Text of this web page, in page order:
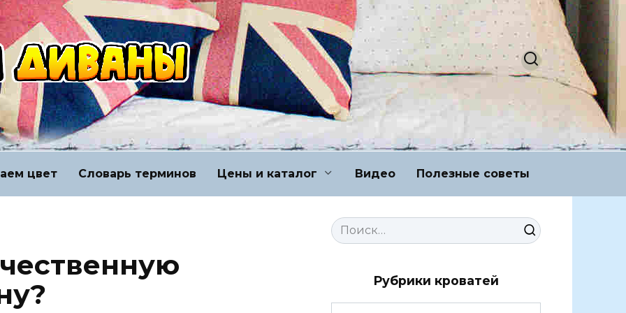
цвет Словарь терминов Цены и каталог Видео Полезные советы
Search
for:
Рубрики кроватей